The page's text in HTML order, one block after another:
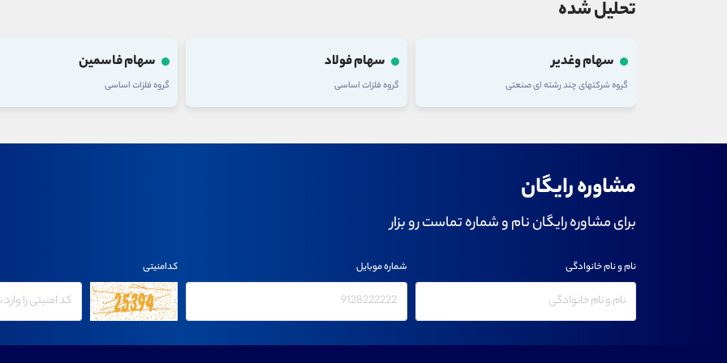
تحلیل شده
سهام وغدیر
گروه شرکتهای چند رشته ای صنعتی
سهام فولاد
گروه فلزات اساسی
سهام فاسمین
گروه فلزات اساسی
مشاوره رایگان
برای مشاوره رایگان نام و شماره تماست رو بزار
نام و نام خانوادگی شماره موبایل کدامنیتی